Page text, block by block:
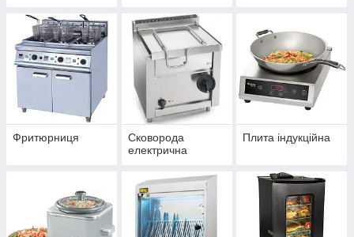
Фритюрниця
Сковорода
електрична
Плита індукційна